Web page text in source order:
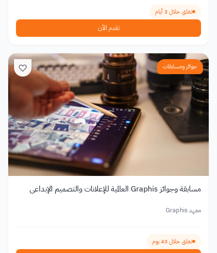
تغلق خلال 3 أيام
تقدم الآن
جوائز ومسابقات
مسابقة وجوائز Graphis العالمية للإعلانات والتصميم الإبداعي
معهد Graphis
تغلق خلال 43 يوم